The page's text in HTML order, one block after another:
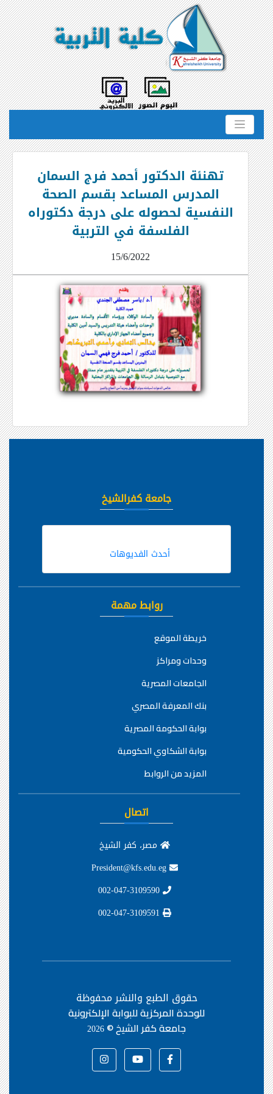
تهنئة الدكتور أحمد فرج السمان
المدرس المساعد بقسم الصحة
النفسية لحصوله على درجة دكتوراه
الفلسفة في التربية
15/6/2022
جامعة كفرالشيخ
أحدث الفديوهات
روابط مهمة
خريطة الموقع
وحدات ومراكز
الجامعات المصرية
بنك المعرفة المصري
بوابة الحكومة المصرية
بوابة الشكاوي الحكومية
المزيد من الروابط
اتصال
مصر، كفر الشيخ
حقوق الطبع والنشر محفوظة
للوحدة المركزية للبوابة الإلكترونية
جامعة كفر الشيخ ©2026